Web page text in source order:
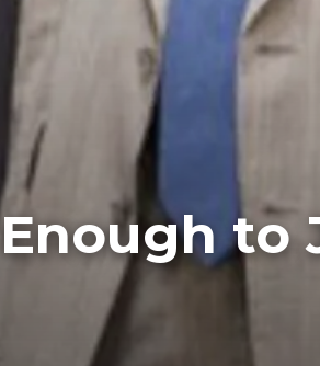
to